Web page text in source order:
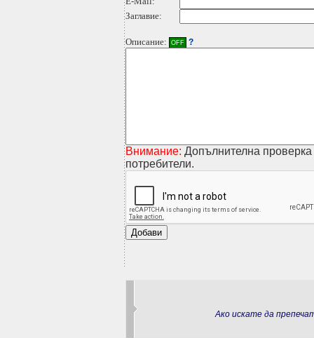
Заглавие:
Описание: OFF ?
Внимание: Допълнителна
потребители.
Ако искате да